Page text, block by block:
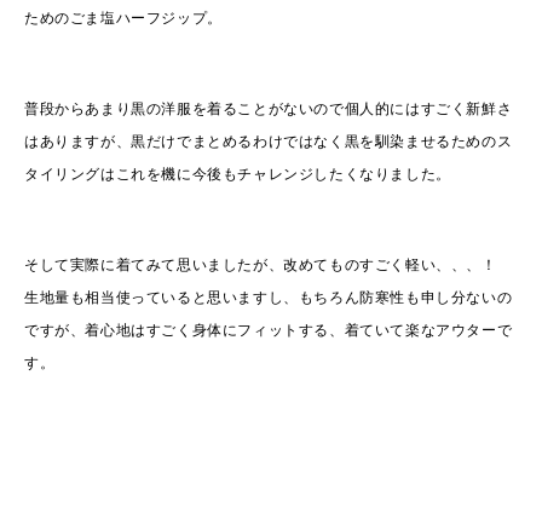
ためのごま塩ハーフジップ。
普段からあまり黒の洋服を着ることがないので個人的にはすごく新鮮さ
はありますが、黒だけでまとめるわけではなく黒を馴染ませるためのス
タイリングはこれを機に今後もチャレンジしたくなりました。
そして実際に着てみて思いましたが、改めてものすごく軽い、、、！
生地量も相当使っていると思いますし、もちろん防寒性も申し分ないの
ですが、着心地はすごく身体にフィットする、着ていて楽なアウターで
す。